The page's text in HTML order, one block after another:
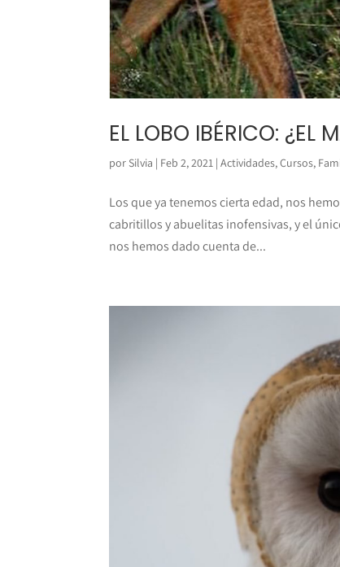
EL LOBO IBÉRICO: ¿EL
por Silvia | Feb 2, 2021 |Actividades,Cursos,
Los que ya tenemos cierta edad, nos
cabritillos y abuelitas inofensivas, y el
nos hemos dado cuenta de...